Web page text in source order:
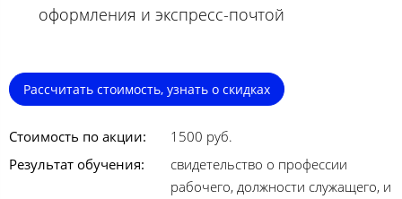
оформления и экспресс-почтой
Рассчитать стоимость, узнать о скидках
Стоимость по акции:
1500 руб.
Результат обучения:
свидетельство о профессии
рабочего, должности служащего, и